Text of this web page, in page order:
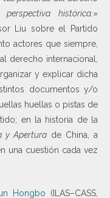
histórica. »
Liu sobre el Partido
actores que siempre,
derecho internacional,
y explicar dicha
documentos y/o
huellas o pistas de
en la historia de la
y Apertura de China, a
una cuestión cada vez
Hongbo (ILAS–CASS,